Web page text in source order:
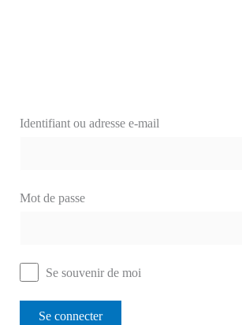
Identifiant ou adresse e-mail
Mot de passe
Se souvenir de moi